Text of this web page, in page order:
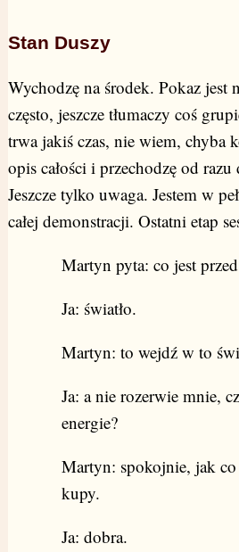
Stan Duszy
Wychodzę na środek. Pokaz jest
często, jeszcze tłumaczy coś
trwa jakiś czas, nie wiem, chyba
opis całości i przechodzę od
Jeszcze tylko uwaga. Jestem w
całej demonstracji. Ostatni etap
Martyn pyta: co jest
Ja: światło.
Martyn: to wejdź w to
Ja: a nie rozerwie mnie,
energie?
Martyn: spokojnie, jak
kupy.
Ja: dobra.